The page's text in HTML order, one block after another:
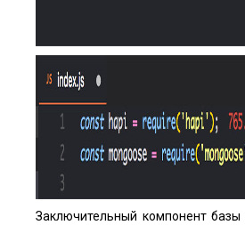
Заключительный компонент